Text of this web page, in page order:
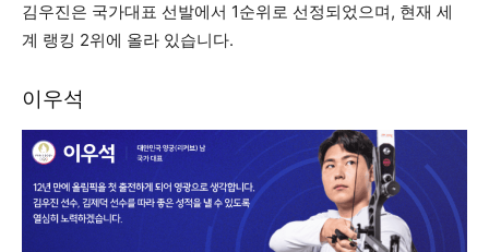
김우진은 국가대표 선발에서 1순위로 선정되었으며, 현재 세
계 랭킹 2위에 올라 있습니다.
이우석